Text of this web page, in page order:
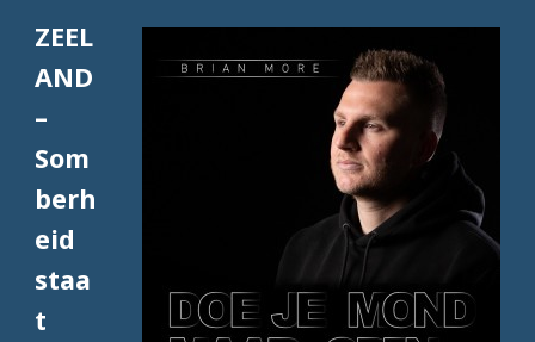
ZEEL
AND
–
Som
berh
eid
staa
t